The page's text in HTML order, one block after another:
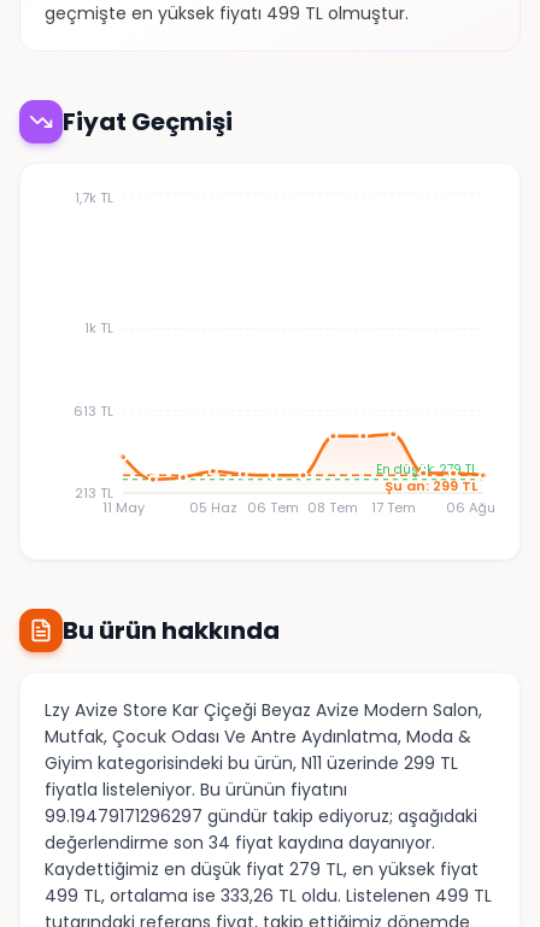
geçmişte en yüksek fiyatı 499 TL olmuştur.
Fiyat Geçmişi
11 May 05 Haz 06 Tem 08 Tem 17 Tem 06 Ağu
213 TL
613 TL
1k TL
1,7k TL
Şu an: 299 TL
En düşük: 279 TL
Bu ürün hakkında
Lzy Avize Store Kar Çiçeği Beyaz Avize Modern Salon,
Mutfak, Çocuk Odası Ve Antre Aydınlatma, Moda &
Giyim kategorisindeki bu ürün, N11 üzerinde 299 TL
fiyatla listeleniyor. Bu ürünün fiyatını
99.19479171296297 gündür takip ediyoruz; aşağıdaki
değerlendirme son 34 fiyat kaydına dayanıyor.
Kaydettiğimiz en düşük fiyat 279 TL, en yüksek fiyat
499 TL, ortalama ise 333,26 TL oldu. Listelenen 499 TL
tutarındaki referans fiyat, takip ettiğimiz dönemde